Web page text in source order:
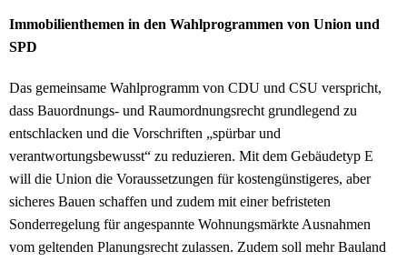
Immobilienthemen in den Wahlprogrammen von Union und
SPD
Das gemeinsame Wahlprogramm von CDU und CSU verspricht,
dass Bauordnungs- und Raumordnungsrecht grundlegend zu
entschlacken und die Vorschriften „spürbar und
verantwortungsbewusst“ zu reduzieren. Mit dem Gebäudetyp E
will die Union die Voraussetzungen für kostengünstigeres, aber
sicheres Bauen schaffen und zudem mit einer befristeten
Sonderregelung für angespannte Wohnungsmärkte Ausnahmen
vom geltenden Planungsrecht zulassen. Zudem soll mehr Bauland